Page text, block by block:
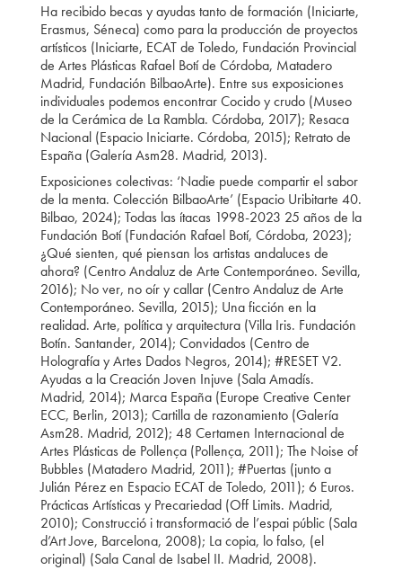
Ha recibido becas y ayudas tanto de formación (Iniciarte,
Erasmus, Séneca) como para la producción de proyectos
artísticos (Iniciarte, ECAT de Toledo, Fundación Provincial
de Artes Plásticas Rafael Botí de Córdoba, Matadero
Madrid, Fundación BilbaoArte). Entre sus exposiciones
individuales podemos encontrar Cocido y crudo (Museo
de la Cerámica de La Rambla. Córdoba, 2017); Resaca
Nacional (Espacio Iniciarte. Córdoba, 2015); Retrato de
España (Galería Asm28. Madrid, 2013).
Exposiciones colectivas: ‘Nadie puede compartir el sabor
de la menta. Colección BilbaoArte’ (Espacio Uribitarte 40.
Bilbao, 2024); Todas las ítacas 1998-2023 25 años de la
Fundación Botí (Fundación Rafael Botí, Córdoba, 2023);
¿Qué sienten, qué piensan los artistas andaluces de
ahora? (Centro Andaluz de Arte Contemporáneo. Sevilla,
2016); No ver, no oír y callar (Centro Andaluz de Arte
Contemporáneo. Sevilla, 2015); Una ficción en la
realidad. Arte, política y arquitectura (Villa Iris. Fundación
Botín. Santander, 2014); Convidados (Centro de
Holografía y Artes Dados Negros, 2014); #RESET V2.
Ayudas a la Creación Joven Injuve (Sala Amadís.
Madrid, 2014); Marca España (Europe Creative Center
ECC, Berlin, 2013); Cartilla de razonamiento (Galería
Asm28. Madrid, 2012); 48 Certamen Internacional de
Artes Plásticas de Pollença (Pollença, 2011); The Noise of
Bubbles (Matadero Madrid, 2011); #Puertas (junto a
Julián Pérez en Espacio ECAT de Toledo, 2011); 6 Euros.
Prácticas Artísticas y Precariedad (Off Limits. Madrid,
2010); Construcció i transformació de l’espai públic (Sala
d’Art Jove, Barcelona, 2008); La copia, lo falso, (el
original) (Sala Canal de Isabel II. Madrid, 2008).